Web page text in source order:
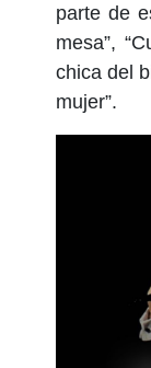
parte de
mesa”,
chica del
mujer”.